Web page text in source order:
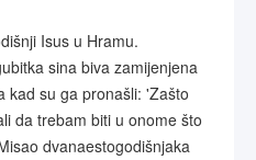
Isus u Hramu.
sina biva zamijenjena
kad su ga pronašli: 'Zašto
da trebam biti u onome što
dvanaestogodišnjaka